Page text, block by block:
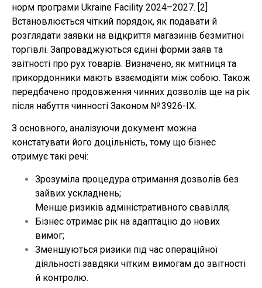
норм програми Ukraine Facility 2024–2027. [2]
Встановлюється чіткий порядок, як подавати й
розглядати заявки на відкриття магазинів безмитної
торгівлі. Запроваджуються єдині форми заяв та
звітності про рух товарів. Визначено, як митниця та
прикордонники мають взаємодіяти між собою. Також
передбачено продовження чинних дозволів ще на рік
після набуття чинності Законом № 3926-IX.
З основного, аналізуючи документ можна
констатувати його доцільність, тому що бізнес
отримує такі речі:
Зрозуміла процедура отримання дозволів без
зайвих ускладнень;
Менше ризиків адміністративного свавілля;
Бізнес отримає рік на адаптацію до нових
вимог;
Зменшуються ризики під час операційної
діяльності завдяки чітким вимогам до звітності
й контролю.